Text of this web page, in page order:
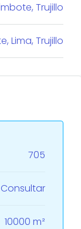
Trujillo
Lima, Trujillo
705
10000 m²